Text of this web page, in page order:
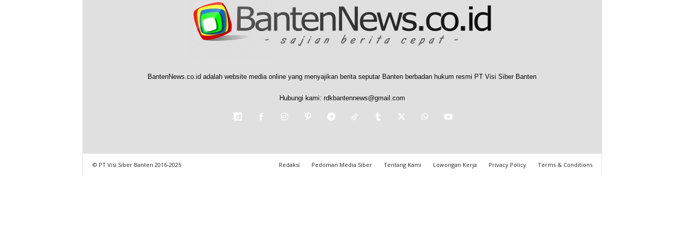
BantenNews.co.id adalah website media online yang menyajikan berita seputar Banten berbadan hukum resmi PT Visi Siber Banten
Hubungi kami: rdkbantennews@gmail.com
Redaksi Pedoman Media Siber Tentang Kami Lowongan Kerja Privacy Policy Terms & Conditions
© PT Visi Siber Banten 2016-2025